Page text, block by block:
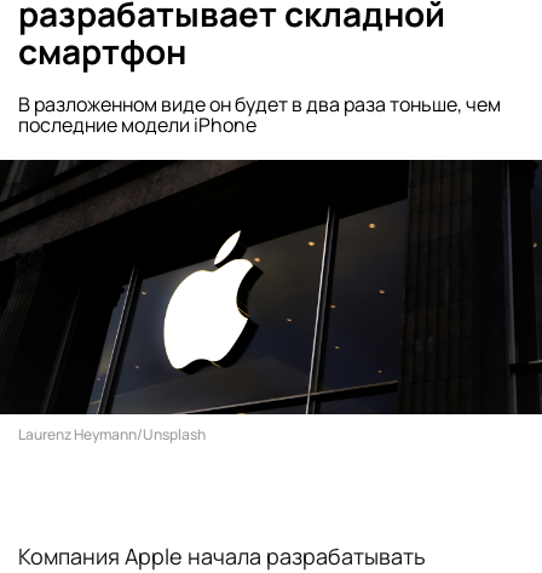
разрабатывает складной
смартфон
В разложенном виде он будет в два раза тоньше, чем
последние модели iPhone
Laurenz Heymann/Unsplash
Компания Apple начала разрабатывать